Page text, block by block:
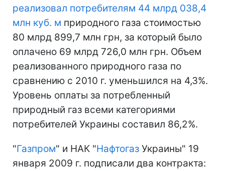
реализовал потребителям 44 млрд 038,4
млн куб. м природного газа стоимостью
80 млрд 899,7 млн грн, за который было
оплачено 69 млрд 726,0 млн грн. Объем
реализованного природного газа по
сравнению с 2010 г. уменьшился на 4,3%.
Уровень оплаты за потребленный
природный газ всеми категориями
потребителей Украины составил 86,2%.
"Газпром" и НАК "Нафтогаз Украины" 19
января 2009 г. подписали два контракта: